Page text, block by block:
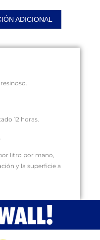
ADICIONAL
12 horas.
litro por mano,
y la superficie a